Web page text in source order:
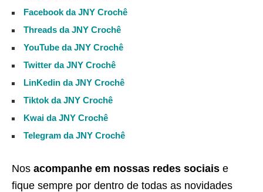
Facebook da JNY Crochê
Threads da JNY Crochê
YouTube da JNY Crochê
Twitter da JNY Crochê
LinKedin da JNY Crochê
Tiktok da JNY Crochê
Kwai da JNY Crochê
Telegram da JNY Crochê
Nos acompanhe em nossas redes sociais e
fique sempre por dentro de todas as novidades